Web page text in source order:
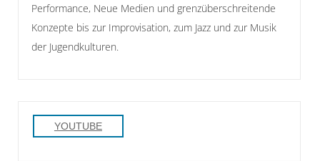
Performance, Neue Medien und grenzüberschreitende
Konzepte bis zur Improvisation, zum Jazz und zur Musik
der Jugendkulturen.
YOUTUBE